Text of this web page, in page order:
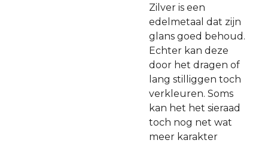
Zilver is een
edelmetaal dat zijn
glans goed behoud.
Echter kan deze
door het dragen of
lang stilliggen toch
verkleuren. Soms
kan het het sieraad
toch nog net wat
meer karakter